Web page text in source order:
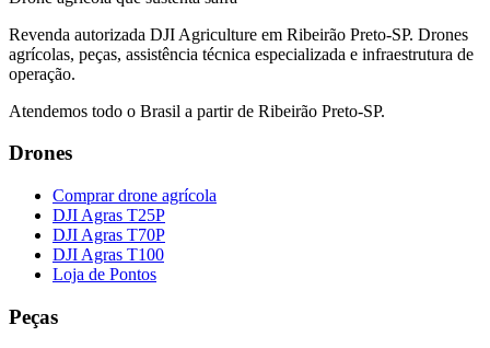
Revenda autorizada DJI Agriculture em Ribeirão Preto-SP. Drones
agrícolas, peças, assistência técnica especializada e infraestrutura de
operação.
Atendemos todo o Brasil a partir de Ribeirão Preto-SP.
Drones
Comprar drone agrícola
DJI Agras T25P
DJI Agras T70P
DJI Agras T100
Loja de Pontos
Peças